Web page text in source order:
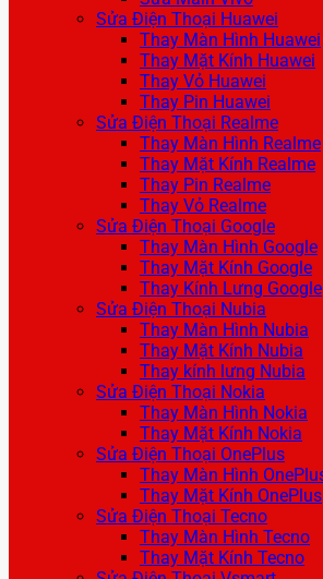
Sửa Điện Thoại Huawei
Thay Màn Hình Huawei
Thay Mặt Kính Huawei
Thay Vỏ Huawei
Thay Pin Huawei
Sửa Điện Thoại Realme
Thay Màn Hình Realme
Thay Mặt Kính Realme
Thay Pin Realme
Thay Vỏ Realme
Sửa Điện Thoại Google
Thay Màn Hình Google
Thay Mặt Kính Google
Thay Kính Lưng Google
Sửa Điện Thoại Nubia
Thay Màn Hình Nubia
Thay Mặt Kính Nubia
Thay kính lưng Nubia
Sửa Điện Thoại Nokia
Thay Màn Hình Nokia
Thay Mặt Kính Nokia
Sửa Điện Thoại OnePlus
Thay Màn Hình
Thay Mặt Kính OnePlus
Sửa Điện Thoại Tecno
Thay Màn Hình Tecno
Thay Mặt Kính Tecno